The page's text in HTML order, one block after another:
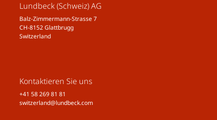
Lundbeck (Schweiz) AG
Balz-Zimmermann-Strasse 7
CH-8152 Glattbrugg
Switzerland
Kontaktieren Sie uns
+41 58 269 81 81
switzerland@lundbeck.com